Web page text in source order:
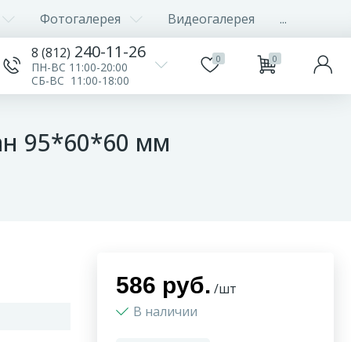
Фотогалерея Видеогалерея ...
8 (812) 240-11-26
ПН-ВС 11:00-20:00
СБ-ВС 11:00-18:00
0 0
95*60*60 мм
586 руб. /шт
В наличии